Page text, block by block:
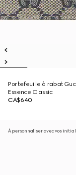
Portefeuille à rabat
Essence Classic
CA$640
À personnaliser avec vos